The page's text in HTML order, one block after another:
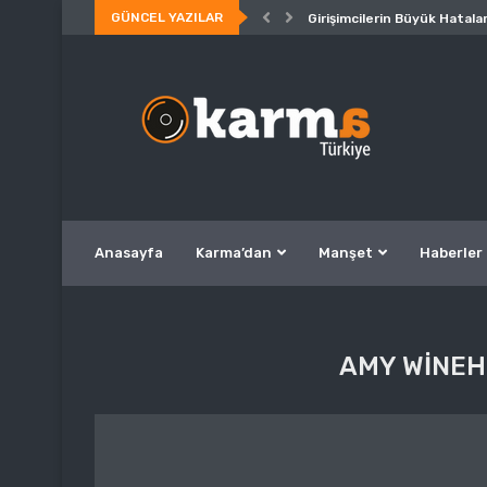
GÜNCEL YAZILAR Girişimcilerin Büyük
Anasayfa Karma’dan Manşet Haberler
AMY